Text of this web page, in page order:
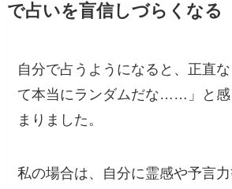
で占いを盲信しづらくなる
自分で占うようになると、正直
て本当にランダムだな……」と感
まりました。
私の場合は、自分に霊感や予言